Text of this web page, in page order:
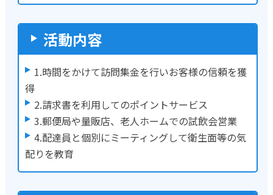
活動内容
1.時間をかけて訪問集金を行いお客様の信頼を獲
得
2.請求書を利用してのポイントサービス
3.郵便局や量販店、老人ホームでの試飲会営業
4.配達員と個別にミーティングして衛生面等の気
配りを教育